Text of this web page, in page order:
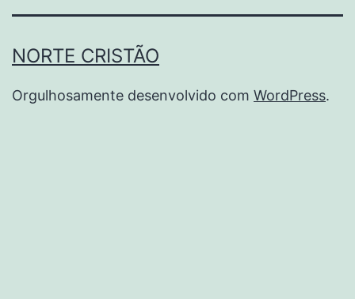
NORTE CRISTÃO
Orgulhosamente desenvolvido com WordPress.